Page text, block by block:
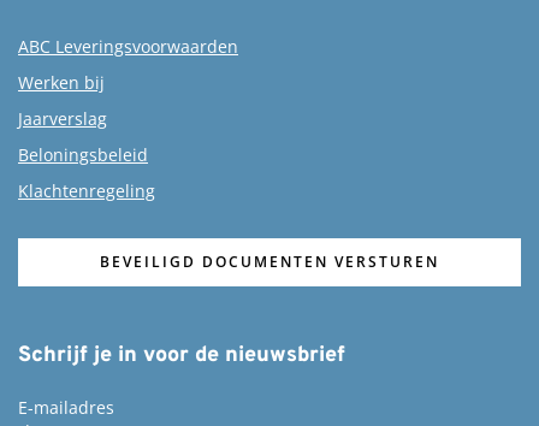
ABC Leveringsvoorwaarden
Werken bij
Jaarverslag
Beloningsbeleid
Klachtenregeling
BEVEILIGD DOCUMENTEN VERSTUREN
Schrijf je in voor de nieuwsbrief
E-mailadres